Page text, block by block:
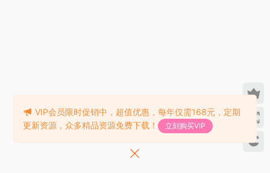
VIP会员限时促销中，超值优惠，每年仅需168元，定期
更新资源，众多精品资源免费下载！
立刻购买VIP